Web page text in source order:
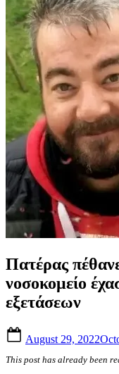
Πατέρας
νοσοκομείο
εξετάσεων
on
August 29, 2022
This post has already been